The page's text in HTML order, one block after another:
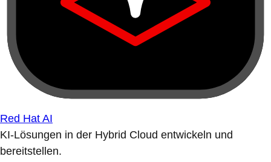
Red Hat AI
KI-Lösungen in der Hybrid Cloud entwickeln und
bereitstellen.